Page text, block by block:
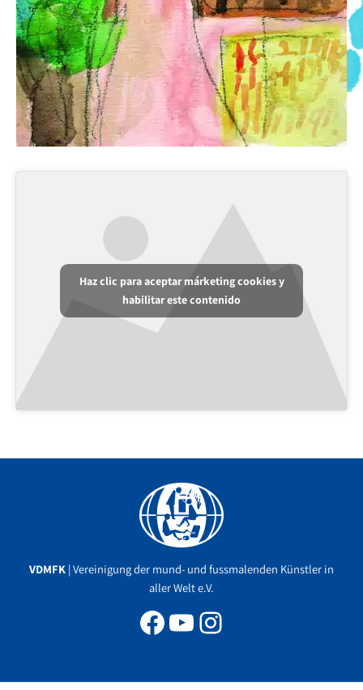
Haz clic para aceptar márketing cookies y
habilitar este contenido
VDMFK | Vereinigung der mund- und fussmalenden Künstler in
aller Welt e.V.
Facebook
YouTube
Instagram